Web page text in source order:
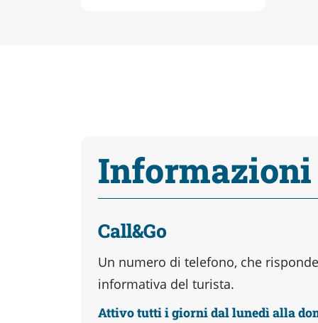
Informazioni
Call&Go
Un numero di telefono, che
informativa del turista.
Attivo tutti i giorni dal lunedì alla